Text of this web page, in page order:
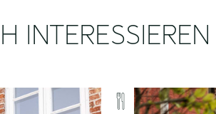
INTERESSIEREN